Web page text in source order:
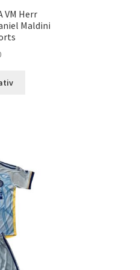
VM Herr
Maldini
olika
alternativen